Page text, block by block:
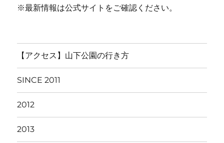
※最新情報は公式サイトをご確認ください。
【アクセス】山下公園の行き方
SINCE 2011
2012
2013